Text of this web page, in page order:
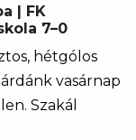
| FK
7–0
hétgólos
vasárnap
Szakál